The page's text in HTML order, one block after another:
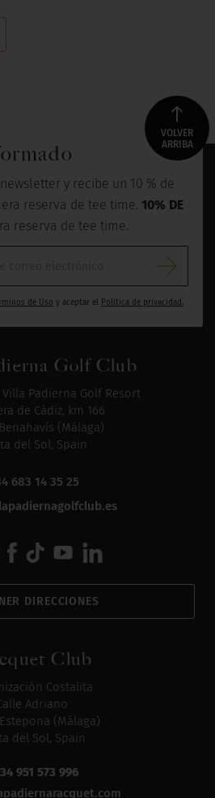
Golf Club
Padierna Golf Resort
de Cádiz, km 166
(Málaga)
del Sol, Spain
683 14 35 25
DIRECCIONES
Club
Costalita
Adriano
(Málaga)
del Sol, Spain
951 573 996
VOLVER
ARRIBA
y recibe un 10 % de
reserva de tee time. 10% DE
reserva de tee time.
de Uso y aceptar el Política de privacidad.